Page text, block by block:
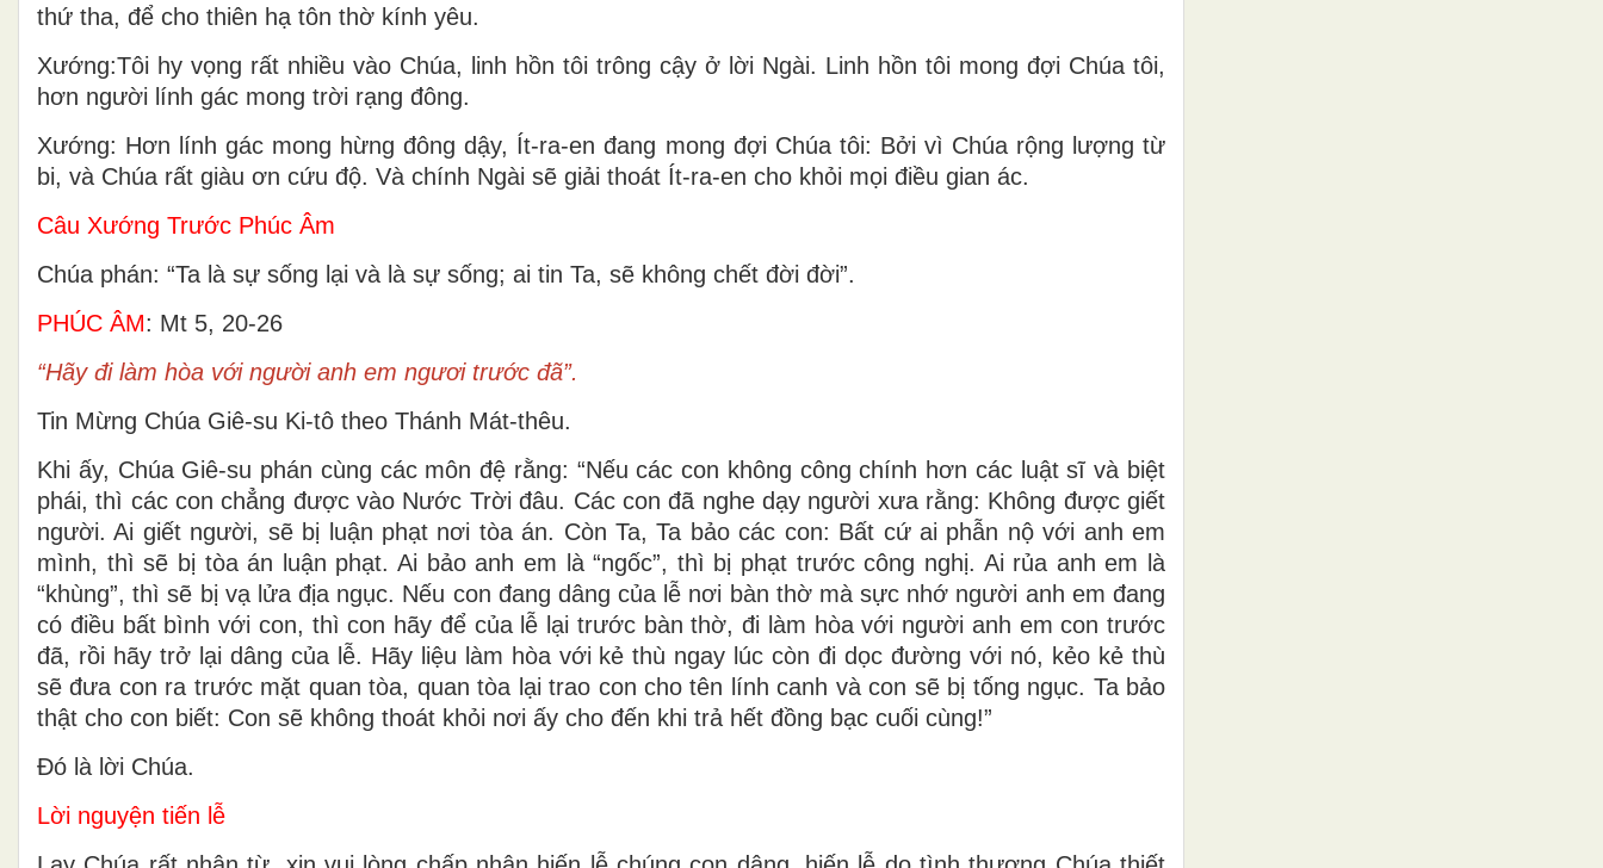
thứ tha, để cho thiên hạ tôn thờ kính yêu.
Xướng:Tôi hy vọng rất nhiều vào Chúa, linh hồn tôi trông cậy ở lời Ngài. Linh hồn tôi mong đợi Chúa tôi,
hơn người lính gác mong trời rạng đông.
Xướng: Hơn lính gác mong hừng đông dậy, Ít-ra-en đang mong đợi Chúa tôi: Bởi vì Chúa rộng lượng từ
bi, và Chúa rất giàu ơn cứu độ. Và chính Ngài sẽ giải thoát Ít-ra-en cho khỏi mọi điều gian ác.
Câu Xướng Trước Phúc Âm
Chúa phán: “Ta là sự sống lại và là sự sống; ai tin Ta, sẽ không chết đời đời”.
PHÚC ÂM: Mt 5, 20-26
“Hãy đi làm hòa với người anh em ngươi trước đã”.
Tin Mừng Chúa Giê-su Ki-tô theo Thánh Mát-thêu.
Khi ấy, Chúa Giê-su phán cùng các môn đệ rằng: “Nếu các con không công chính hơn các luật sĩ và biệt
phái, thì các con chẳng được vào Nước Trời đâu. Các con đã nghe dạy người xưa rằng: Không được giết
người. Ai giết người, sẽ bị luận phạt nơi tòa án. Còn Ta, Ta bảo các con: Bất cứ ai phẫn nộ với anh em
mình, thì sẽ bị tòa án luận phạt. Ai bảo anh em là “ngốc”, thì bị phạt trước công nghị. Ai rủa anh em là
“khùng”, thì sẽ bị vạ lửa địa ngục. Nếu con đang dâng của lễ nơi bàn thờ mà sực nhớ người anh em đang
có điều bất bình với con, thì con hãy để của lễ lại trước bàn thờ, đi làm hòa với người anh em con trước
đã, rồi hãy trở lại dâng của lễ. Hãy liệu làm hòa với kẻ thù ngay lúc còn đi dọc đường với nó, kẻo kẻ thù
sẽ đưa con ra trước mặt quan tòa, quan tòa lại trao con cho tên lính canh và con sẽ bị tống ngục. Ta bảo
thật cho con biết: Con sẽ không thoát khỏi nơi ấy cho đến khi trả hết đồng bạc cuối cùng!”
Ðó là lời Chúa.
Lời nguyện tiến lễ